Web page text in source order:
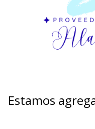
Estamos